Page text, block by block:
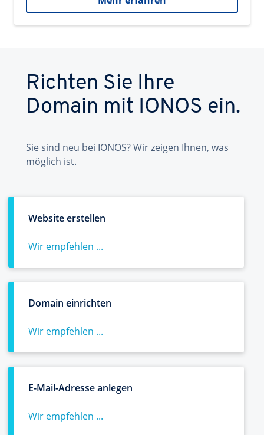
Richten Sie Ihre
Domain mit IONOS ein.
Sie sind neu bei IONOS? Wir zeigen Ihnen, was
möglich ist.
Website erstellen
Wir empfehlen ...
Domain einrichten
Wir empfehlen ...
E-Mail-Adresse anlegen
Wir empfehlen ...